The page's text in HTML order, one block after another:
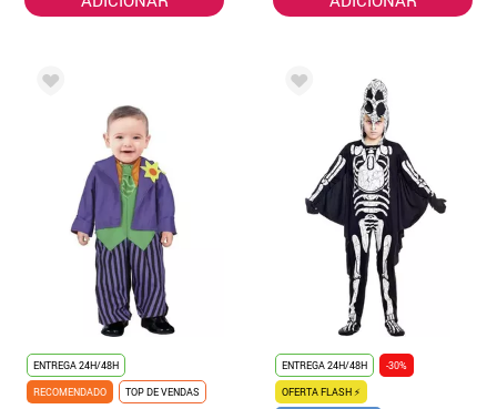
ENTREGA 24H/48H
RECOMENDADO
TOP DE VENDAS
ENTREGA 24H/48H
-30%
OFERTA FLASH ⚡